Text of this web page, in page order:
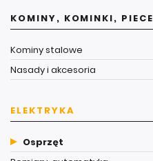
KOMINY, KOMINKI, PIECE
Kominy stalowe
Nasady i akcesoria
ELEKTRYKA
Osprzęt